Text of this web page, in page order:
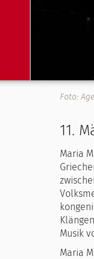
Foto:
11.
Maria
Musik
Maria